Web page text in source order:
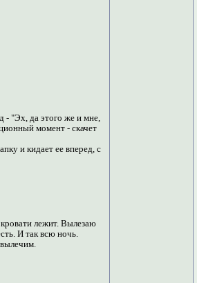
- "Эх, да этого же и мне,
момент - скачет
и кидает ее вперед, с
лежит. Вылезаю
И так всю ночь.